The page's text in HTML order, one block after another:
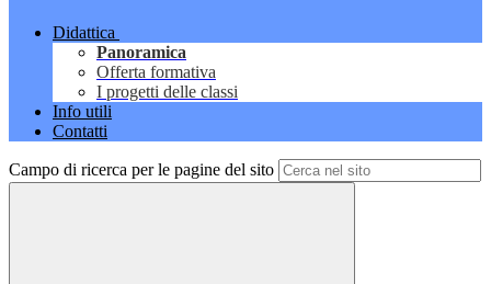
Didattica
Panoramica
Offerta formativa
I progetti delle classi
Info utili
Contatti
Campo di ricerca per le pagine del sito